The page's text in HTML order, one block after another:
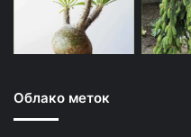
Облако меток